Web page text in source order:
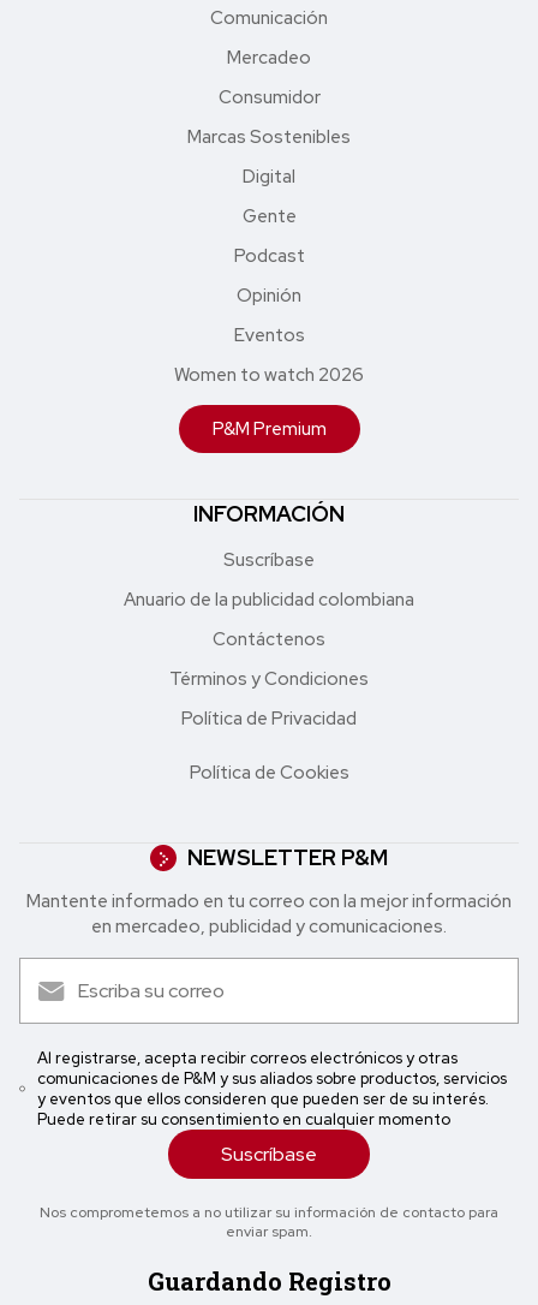
Comunicación
Mercadeo
Consumidor
Marcas Sostenibles
Digital
Gente
Podcast
Opinión
Eventos
Women to watch 2026
P&M Premium
INFORMACIÓN
Suscríbase
Anuario de la publicidad colombiana
Contáctenos
Términos y Condiciones
Política de Privacidad
Política de Cookies
NEWSLETTER P&M
Mantente informado en tu correo con la mejor in formación
en mercadeo, publicidad y comunicaciones.
Al registrarse, acepta recibir correos electrónicos y otras
comunicaciones de P&M y sus aliados sobre productos, servicios
y eventos que ellos consideren que pueden ser de su interés.
Puede retirar su consentimiento en cualquier momento
Suscríbase
Nos comprometemos a no utilizar su información de contacto para
enviar spam.
Guardando Registro